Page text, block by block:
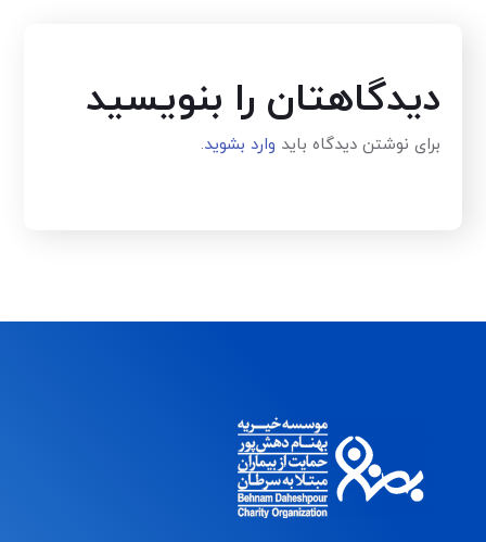
دیدگاهتان را بنویسید
برای نوشتن دیدگاه باید وارد بشوید.